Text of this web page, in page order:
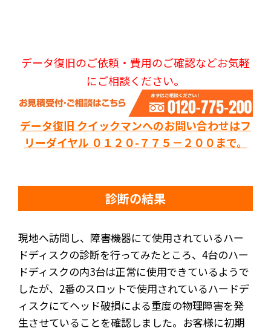
データ復旧のご依頼・費用のご確認などお気軽
にご相談ください。
データ復旧 クイックマンへのお問い合わせはフ
リーダイヤル ０１２０-７７５－２００まで。
診断の結果
現地へ訪問し、障害機器にて使用されているハー
ドディスクの診断を行ってみたところ、4台のハー
ドディスクの内3台は正常に使用できているようで
したが、2番のスロットで使用されているハードデ
ィスクにてヘッド破損による重度の物理障害を発
生させていることを確認しました。お客様に初期